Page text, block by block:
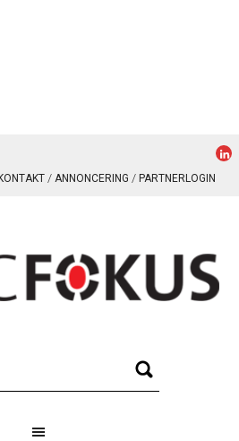
KONTAKT ANNONCERING PARTNERLOGIN